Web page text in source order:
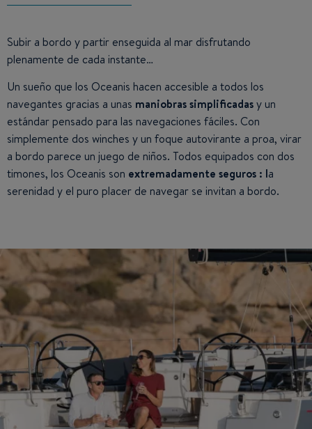
Subir a bordo y partir enseguida al mar disfrutando
plenamente de cada instante…
Un sueño que los Oceanis hacen accesible a todos los
navegantes gracias a unas maniobras simplificadasy un
estándar pensado para las navegaciones fáciles. Con
simplemente dos winches y un foque autovirante a proa, virar
a bordo parece un juego de niños. Todos equipados con dos
timones, los Oceanis son extremadamente seguros : la
serenidad y el puro placer de navegar se invitan a bordo.